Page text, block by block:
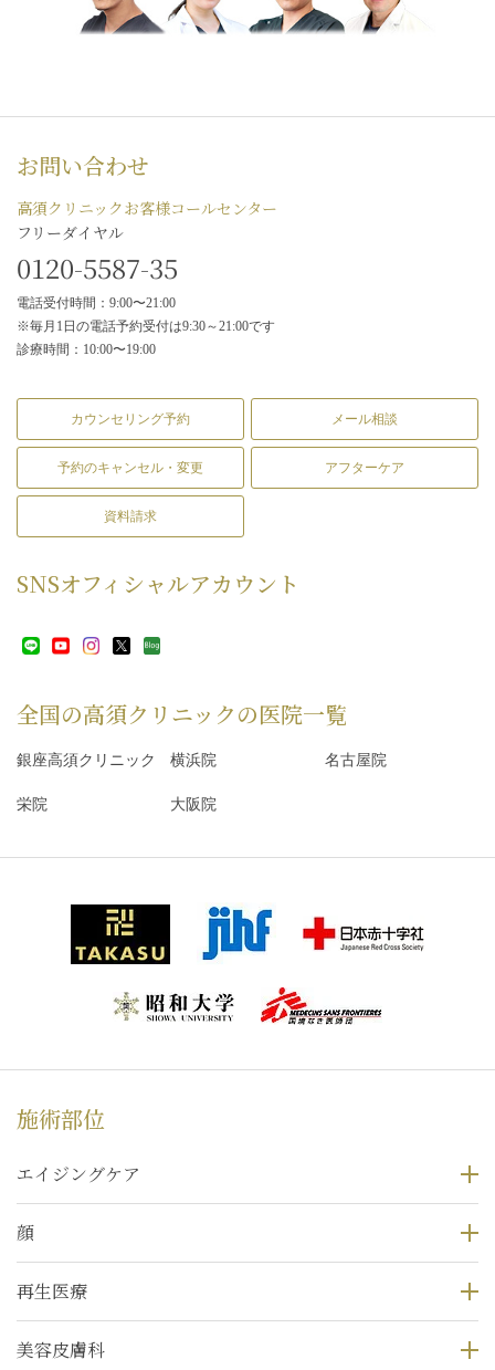
お問い合わせ
高須クリニックお客様コールセンター
フリーダイヤル
0120-5587-35
電話受付時間：9:00〜21:00
※毎月1日の電話予約受付は9:30～21:00です
診療時間：10:00〜19:00
カウンセリング予約 メール相談
予約のキャンセル・変更 アフターケア
資料請求
SNSオフィシャルアカウント
全国の高須クリニックの医院一覧
銀座高須クリニック 横浜院 名古屋院
栄院 大阪院
施術部位
エイジングケア
顔
再生医療
美容皮膚科